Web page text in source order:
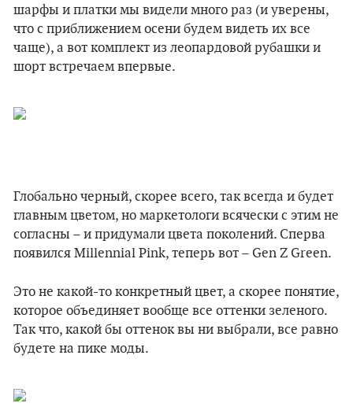
шарфы и платки мы видели много раз (и уверены,
что с приближением осени будем видеть их все
чаще), а вот комплект из леопардовой рубашки и
шорт встречаем впервые.
Глобально черный, скорее всего, так всегда и будет
главным цветом, но маркетологи всячески с этим не
согласны – и придумали цвета поколений. Сперва
появился Millennial Pink, теперь вот – Gen Z Green.
Это не какой-то конкретный цвет, а скорее понятие,
которое объединяет вообще все оттенки зеленого.
Так что, какой бы оттенок вы ни выбрали, все равно
будете на пике моды.